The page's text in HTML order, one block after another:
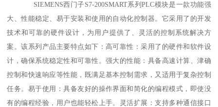
SIEMENS西门子S7-200SMART系列PLC模块是一款功能强
大、性能稳定、易于安装和使用的自动化控制器。它采用了的开发
技术和可靠的硬件设计，为用户提供了、灵活的控制系统解决方
案。该系列产品主要特点如下：高可靠性：采用了的硬件和软件设
计，确保系统稳定性和可靠性。强大的性能：具备高速计算、津确
控制和快速响应等性能，既满足基本控制需求，又适用于复杂控制
任务。易于使用：具备友好的操作界面和简化的编程模式，即使没
有的编程经验，用户也能轻松上手。灵活扩展：支持多种通信接口